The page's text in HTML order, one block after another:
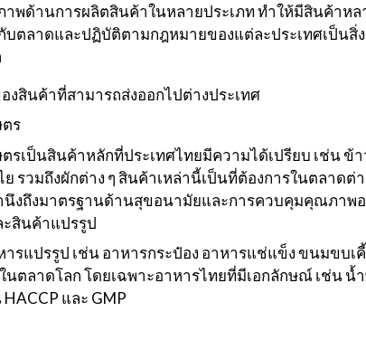
าพด้านการผลิตสินค้าในหลายประเภท ทำให้มีสินค้าห
บตลาดและปฏิบัติตามกฎหมายของแต่ละประเทศเป็น
งสินค้าที่สามารถส่งออกไปต่างประเทศ
ร
รเป็นสินค้าหลักที่ประเทศไทยมีความได้เปรียบ เช่น ข้
ย รวมถึงผักต่าง ๆ สินค้าเหล่านี้เป็นที่ต้องการในตลาดต่
นึงถึงมาตรฐานด้านสุขอนามัยและการควบคุมคุณภาพอ
สินค้าแปรรูป
รแปรรูป เช่น อาหารกระป๋อง อาหารแช่แข็ง ขนมขบเ
นตลาดโลก โดยเฉพาะอาหารไทยที่มีเอกลักษณ์ เช่น น้
และ GMP